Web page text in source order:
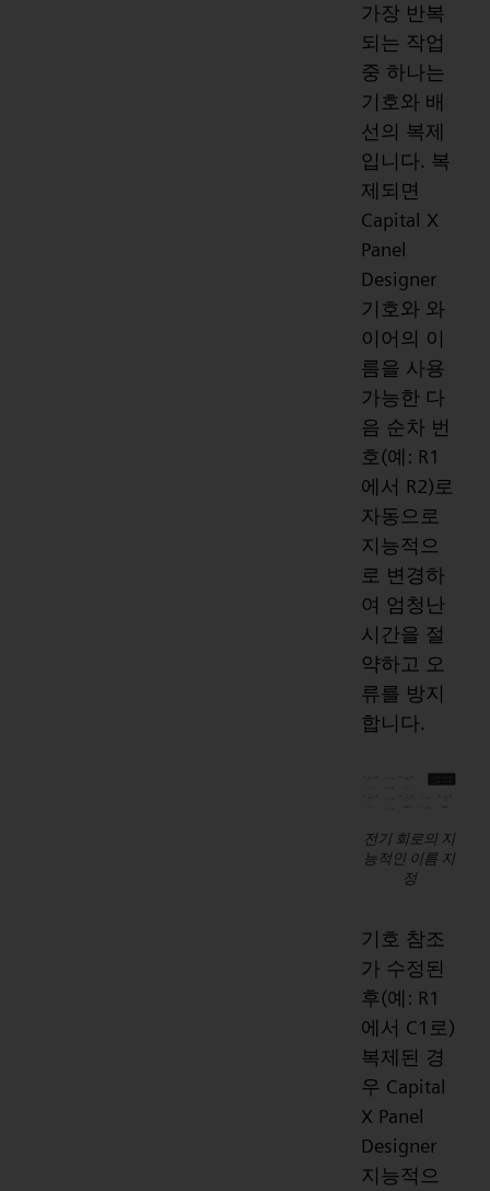
가장 반복
되는 작업
중 하나는
기호와 배
선의 복제
입니다. 복
제되면
Capital X
Panel
Designer
기호와 와
이어의 이
름을 사용
가능한 다
음 순차 번
호(예: R1
에서 R2)로
자동으로
지능적으
로 변경하
여 엄청난
시간을 절
약하고 오
류를 방지
합니다.
전기 회로의 지
능적인 이름 지
정
기호 참조
가 수정된
후(예: R1
에서 C1로)
복제된 경
우 Capital
X Panel
Designer
지능적으